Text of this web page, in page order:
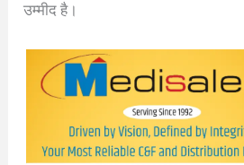
उम्मीद है।